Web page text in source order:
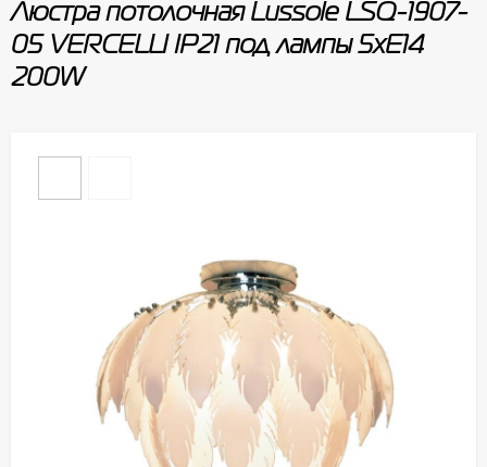
Люстра потолочная Lussole LSQ-1907-
05 VERCELLI IP21 под лампы 5xE14
200W